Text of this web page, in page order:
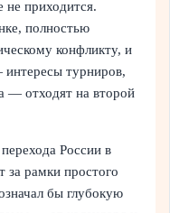
не приходится.
полностью
конфликту, и
турниров,
— отходят на второй
России в
рамки простого
бы глубокую